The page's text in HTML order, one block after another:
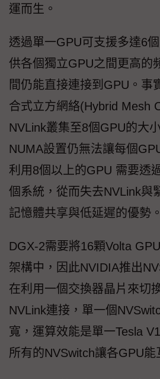
運而生。
透過單一GPU可支援多達6
供各個獨立GPU之間更高的
間仍能直接連接到GPU。事
合式立方網絡(Hybrid Mesh
NVLink叢集至8個GPU的大
NUMA設置仍無法讓每個
利用8個以上的GPU 需要透
個系統，從而失去NVLink與
記憶體共享與低延遲的優勢。
DGX-2需要將16顆Volta
架構中，因此NVIDIA推出
在利用一個交換器晶片來切
NVLink連接，單一個
寬，運算效能是單一Tesla
所有的NVSwitch讓各GPU能